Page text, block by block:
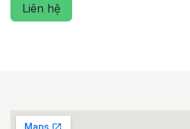
Liên hệ